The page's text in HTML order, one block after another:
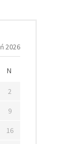
2026
N
2
9
16